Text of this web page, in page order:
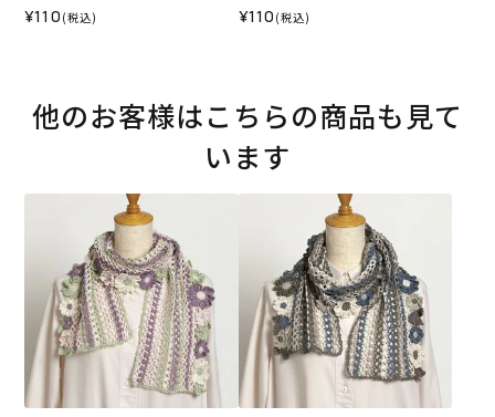
¥110 (税込) ¥110 (税込)
他のお客様はこちらの商品も見て
います